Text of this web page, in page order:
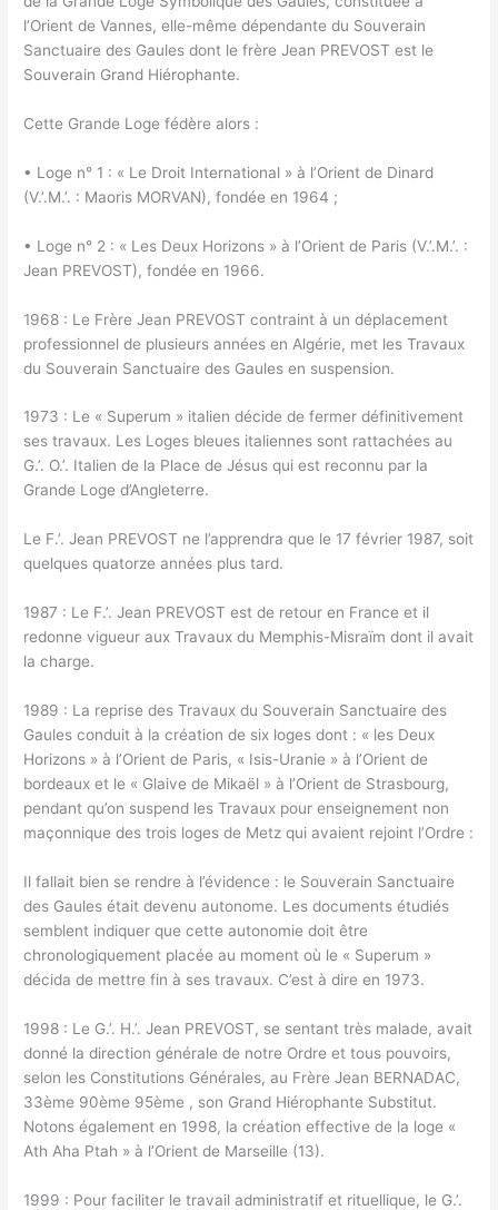
l’Orient de Vannes, elle-même dépendante du Souverain
Sanctuaire des Gaules dont le frère Jean PREVOST est le
Souverain Grand Hiérophante.
Cette Grande Loge fédère alors :
• Loge n° 1 : « Le Droit International » à l’Orient de Dinard
(V.’.M.’. : Maoris MORVAN), fondée en 1964 ;
• Loge n° 2 : « Les Deux Horizons » à l’Orient de Paris (V.’.M.’. :
Jean PREVOST), fondée en 1966.
1968 : Le Frère Jean PREVOST contraint à un déplacement
professionnel de plusieurs années en Algérie, met les Travaux
du Souverain Sanctuaire des Gaules en suspension.
1973 : Le « Superum » italien décide de fermer définitivement
ses travaux. Les Loges bleues italiennes sont rattachées au
G.’. O.’. Italien de la Place de Jésus qui est reconnu par la
Grande Loge d’Angleterre.
Le F.’. Jean PREVOST ne l’apprendra que le 17 février 1987, soit
quelques quatorze années plus tard.
1987 : Le F.’. Jean PREVOST est de retour en France et il
redonne vigueur aux Travaux du Memphis-Misraïm dont il avait
la charge.
1989 : La reprise des Travaux du Souverain Sanctuaire des
Gaules conduit à la création de six loges dont : « les Deux
Horizons » à l’Orient de Paris, « Isis-Uranie » à l’Orient de
bordeaux et le « Glaive de Mikaël » à l’Orient de Strasbourg,
pendant qu’on suspend les Travaux pour enseignement non
maçonnique des trois loges de Metz qui avaient rejoint l’Ordre :
Il fallait bien se rendre à l’évidence : le Souverain Sanctuaire
des Gaules était devenu autonome. Les documents étudiés
semblent indiquer que cette autonomie doit être
chronologiquement placée au moment où le « Superum »
décida de mettre fin à ses travaux. C’est à dire en 1973.
1998 : Le G.’. H.’. Jean PREVOST, se sentant très malade, avait
donné la direction générale de notre Ordre et tous pouvoirs,
selon les Constitutions Générales, au Frère Jean BERNADAC,
33ème 90ème 95ème , son Grand Hiérophante Substitut.
Notons également en 1998, la création effective de la loge «
Ath Aha Ptah » à l’Orient de Marseille (13).
1999 : Pour faciliter le travail administratif et rituellique, le G.’.